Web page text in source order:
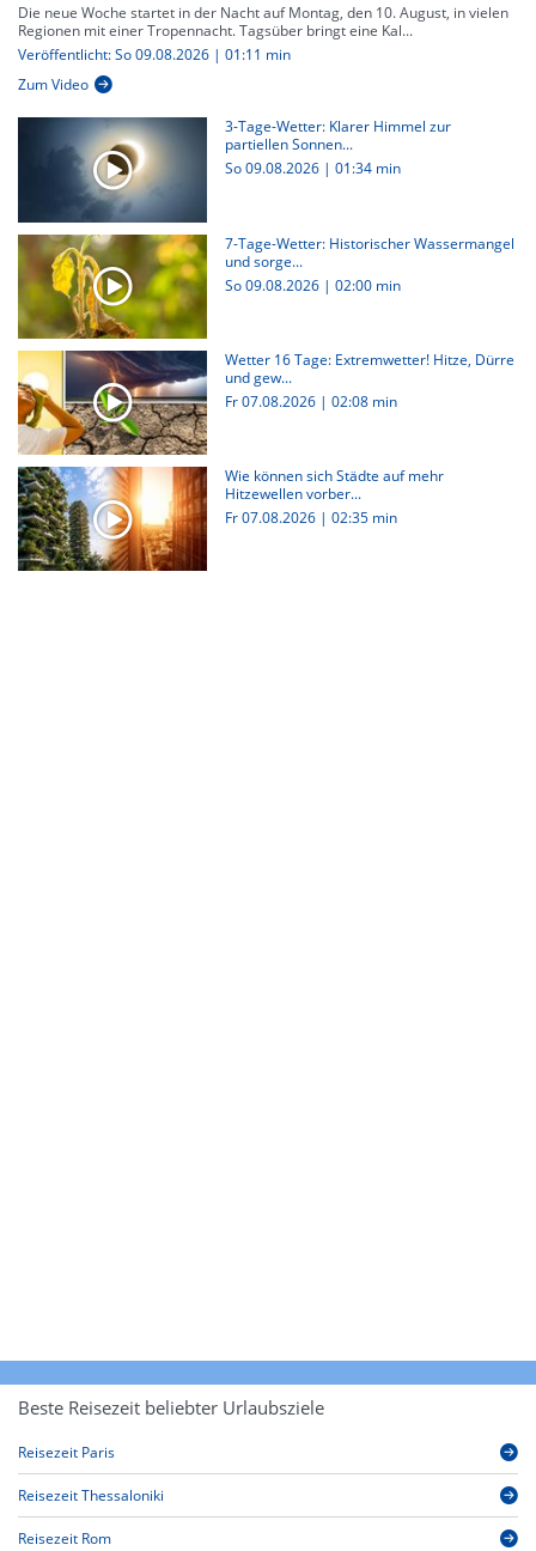
Die neue Woche startet in der Nacht auf Montag, den 10. August, in vielen
Regionen mit einer Tropennacht. Tagsüber bringt eine Kal...
Veröffentlicht: So 09.08.2026 | 01:11 min
Zum Video
3-Tage-Wetter: Klarer Himmel zur
partiellen Sonnen...
So 09.08.2026 | 01:34 min
7-Tage-Wetter: Historischer Wassermangel
und sorge...
So 09.08.2026 | 02:00 min
Wetter 16 Tage: Extremwetter! Hitze, Dürre
und gew...
Fr 07.08.2026 | 02:08 min
Wie können sich Städte auf mehr
Hitzewellen vorber...
Fr 07.08.2026 | 02:35 min
Beste Reisezeit beliebter Urlaubsziele
Reisezeit Paris
Reisezeit Thessaloniki
Reisezeit Rom